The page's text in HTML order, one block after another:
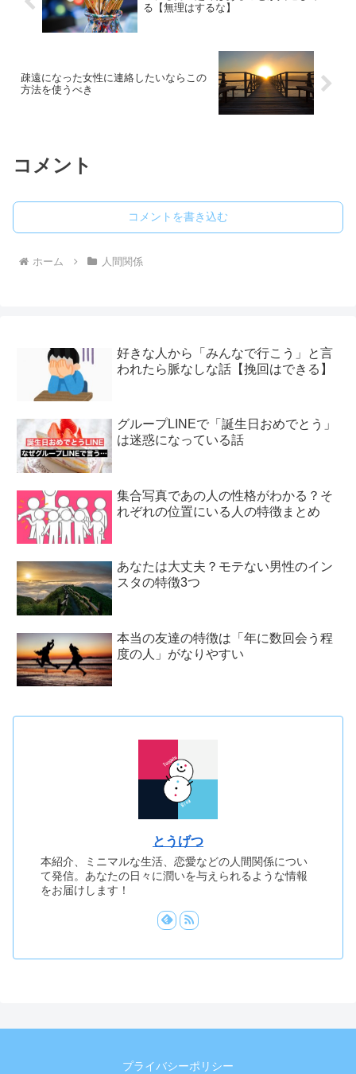
る【無理はするな】
疎遠になった女性に連絡したいならこの
方法を使うべき
コメント
コメントを書き込む
ホーム 人間関係
好きな人から「みんなで行こう」と言
われたら脈なしな話【挽回はできる】
グループLINEで「誕生日おめでとう」
は迷惑になっている話
集合写真であの人の性格がわかる？そ
れぞれの位置にいる人の特徴まとめ
あなたは大丈夫？モテない男性のイン
スタの特徴3つ
本当の友達の特徴は「年に数回会う程
度の人」がなりやすい
とうげつ
本紹介、ミニマルな生活、恋愛などの人間関係につい
て発信。あなたの日々に潤いを与えられるような情報
をお届けします！
プライバシーポリシー